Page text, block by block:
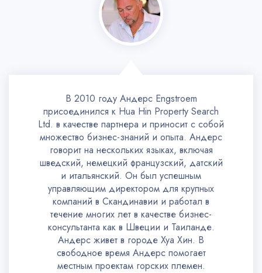
В 2010 году Андерс Engstroem
присоединился к Hua Hin Property Search
Ltd. в качестве партнера и приносит с собой
множество бизнес-знаний и опыта. Андерс
говорит на нескольких языках, включая
шведский, немецкий французский, датский
и итальянский. Он был успешным
управляющим директором для крупных
компаний в Скандинавии и работал в
течение многих лет в качестве бизнес-
консультанта как в Швеции и Таиланде.
Андерс живет в городе Хуа Хин. В
свободное время Андерс помогает
местным проектам горских племен.